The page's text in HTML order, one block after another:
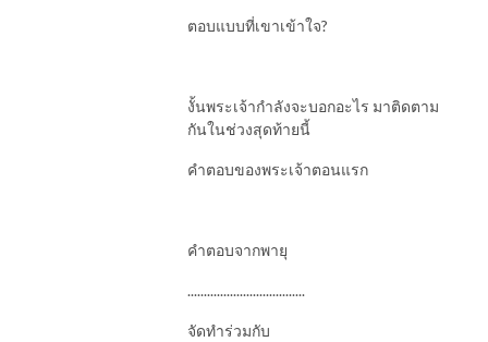
ตอบแบบที่เขาเข้าใจ?
งั้นพระเจ้ากำลังจะบอกอะไร มาติดตาม
กันในช่วงสุดท้ายนี้
คำตอบของพระเจ้าตอนแรก
คำตอบจากพายุ
....................................
จัดทำร่วมกับ